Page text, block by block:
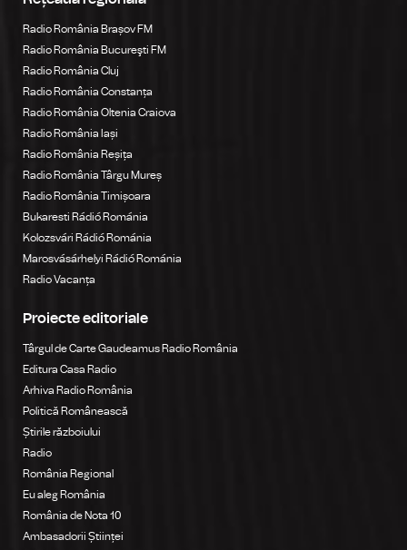
Radio România Brașov FM
Radio România Bucureşti FM
Radio România Cluj
Radio România Constanța
Radio România Oltenia Craiova
Radio România Iași
Radio România Reșița
Radio România Târgu Mureș
Radio România Timișoara
Bukaresti Rádió Románia
Kolozsvári Rádió Románia
Marosvásárhelyi Rádió Románia
Radio Vacanța
Proiecte editoriale
Târgul de Carte Gaudeamus Radio România
Editura Casa Radio
Arhiva Radio România
Politică Românească
Știrile războiului
Radio
România Regional
Eu aleg România
România de Nota 10
Ambasadorii Științei